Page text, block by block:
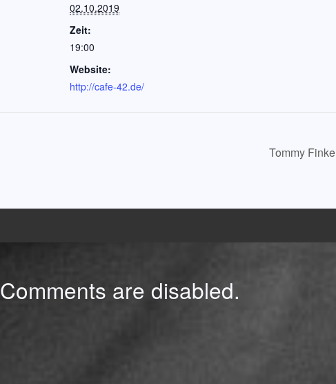
02.10.2019
Zeit:
19:00
Website:
http://cafe-42.de/
Tommy Finke
Comments are disabled.